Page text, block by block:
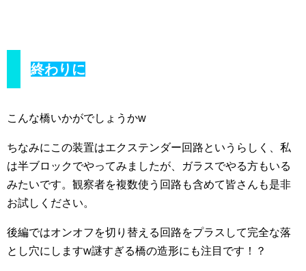
終わりに
こんな橋いかがでしょうかw
ちなみにこの装置はエクステンダー回路というらしく、私
は半ブロックでやってみましたが、ガラスでやる方もいる
みたいです。観察者を複数使う回路も含めて皆さんも是非
お試しください。
後編ではオンオフを切り替える回路をプラスして完全な落
とし穴にしますw謎すぎる橋の造形にも注目です！？